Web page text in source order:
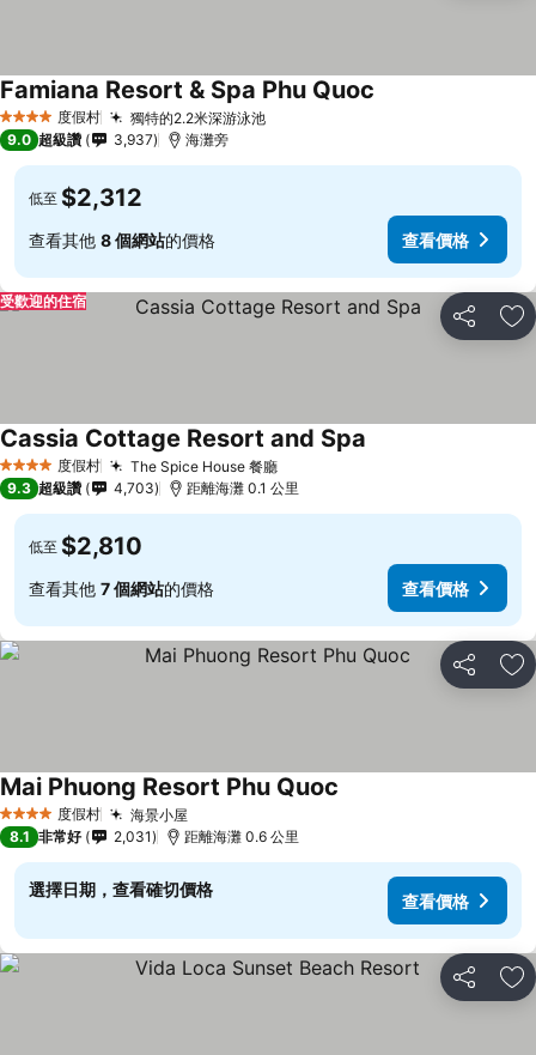
4 星級 度假村 獨特的2.2米深游泳池
Famiana Resort & Spa Phu Quoc
9.0 超級讚 3,937 海灘旁
低至 $2,312
查看其他 8 個網站的價格 查看價格
分享 加
受歡迎的住宿
4 星級 度假村 The Spice House 餐廳
Cassia Cottage Resort and Spa
9.3 超級讚 4,703 距離海灘 0.1 公里
低至 $2,810
查看其他 7 個網站的價格 查看價格
分享 加
4 星級 度假村 海景小屋
Mai Phuong Resort Phu Quoc
8.1 非常好 2,031 距離海灘 0.6 公里
選擇日期，查看確切價格
查看價格
分享 加